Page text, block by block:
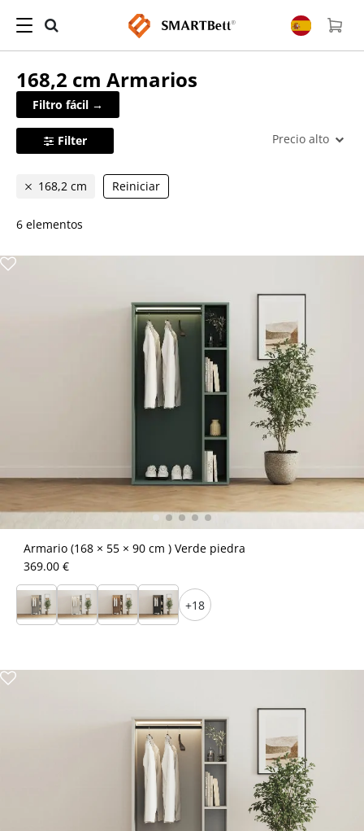
168,2 cm Armarios
Filtro fácil →
Filter Precio alto
168,2 cm Reiniciar
6 elementos
Armario (168 × 55 × 90 cm ) Verde piedra
369.00 €
+18